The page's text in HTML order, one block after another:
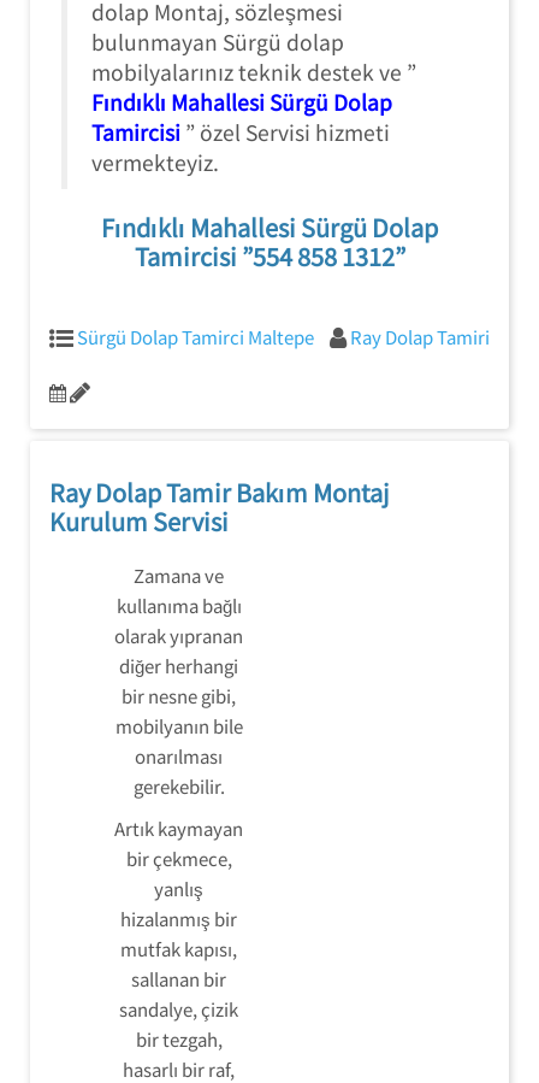
dolap Montaj, sözleşmesi
bulunmayan Sürgü dolap
mobilyalarınız teknik destek ve ”
Fındıklı Mahallesi Sürgü Dolap
Tamircisi ” özel Servisi hizmeti
vermekteyiz.
Fındıklı Mahallesi Sürgü Dolap
Tamircisi ”554 858 1312”
Sürgü Dolap Tamirci Maltepe Ray Dolap Tamiri
Ray Dolap Tamir Bakım Montaj
Kurulum Servisi
Zamana ve
kullanıma bağlı
olarak yıpranan
diğer herhangi
bir nesne gibi,
mobilyanın bile
onarılması
gerekebilir.
Artık kaymayan
bir çekmece,
yanlış
hizalanmış bir
mutfak kapısı,
sallanan bir
sandalye, çizik
bir tezgah,
hasarlı bir raf,